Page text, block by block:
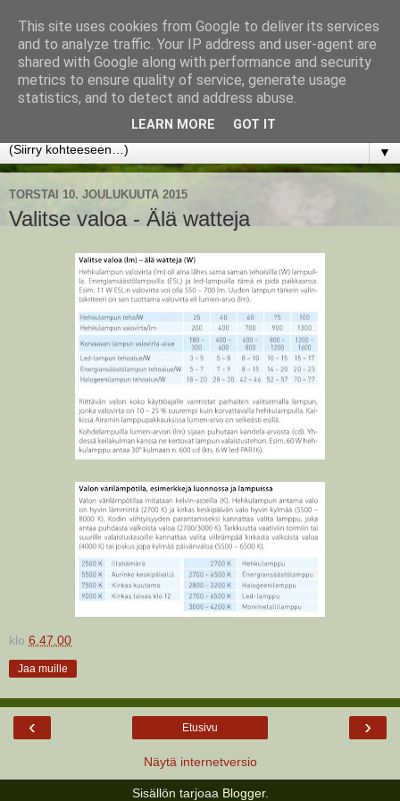
www.jyrkikokko.fi
Uusi Suunta - Jokainen hetki tarjoaa tilaisuuden muuttaa
▼
TORSTAI 10. JOULUKUUTA 2015
Valitse valoa - Älä watteja
klo 6.47.00
Jaa muille
‹ ›
Etusivu
Näytä internetversio
Sisällön tarjoaa Blogger.
This site uses cookies from Google to deliver its services
and to analyze traffic. Your IP address and user-agent are
shared with Google along with performance and security
metrics to ensure quality of service, generate usage
statistics, and to detect and address abuse.
LEARN MORE GOT IT